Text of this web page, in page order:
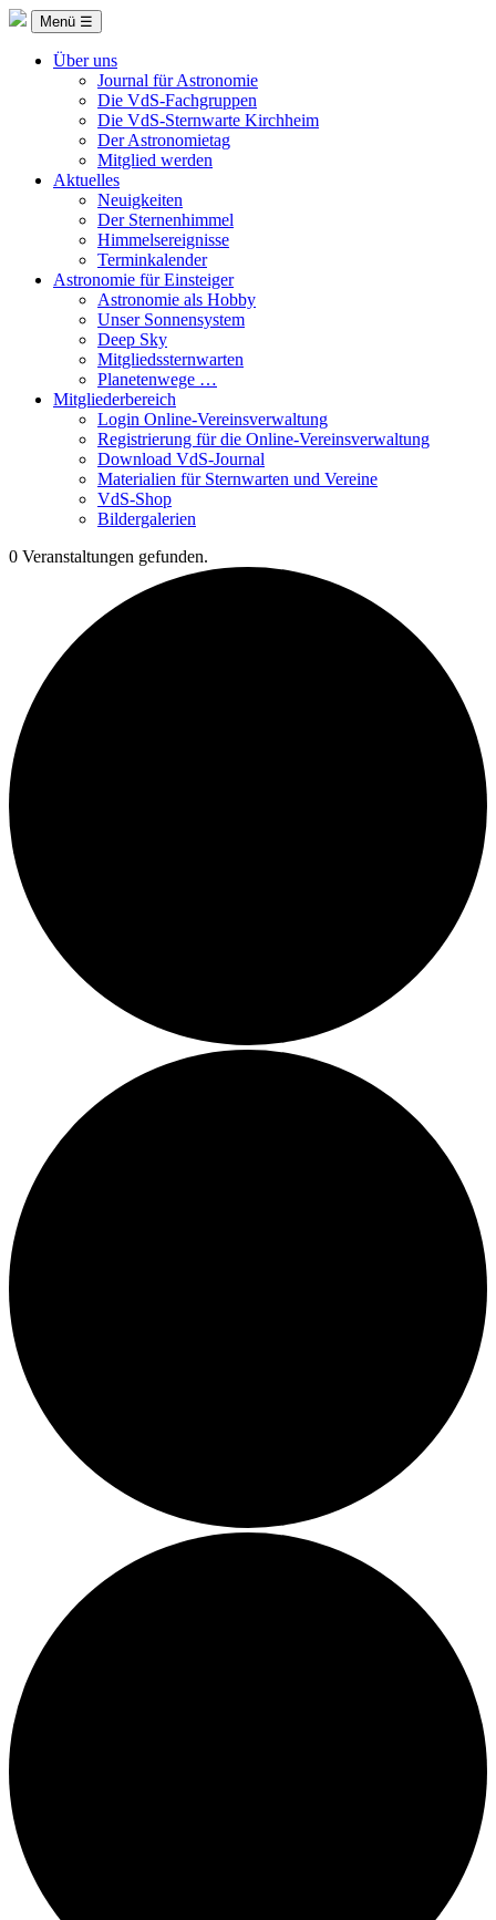
Menü ☰
Über uns
Journal für Astronomie
Die VdS-Fachgruppen
Die VdS-Sternwarte Kirchheim
Der Astronomietag
Mitglied werden
Aktuelles
Neuigkeiten
Der Sternenhimmel
Himmelsereignisse
Terminkalender
Astronomie für Einsteiger
Astronomie als Hobby
Unser Sonnensystem
Deep Sky
Mitgliedssternwarten
Planetenwege …
Mitgliederbereich
Login Online-Vereinsverwaltung
Registrierung für die Online-Vereinsverwaltung
Download VdS-Journal
Materialien für Sternwarten und Vereine
VdS-Shop
Bildergalerien
0 Veranstaltungen gefunden.